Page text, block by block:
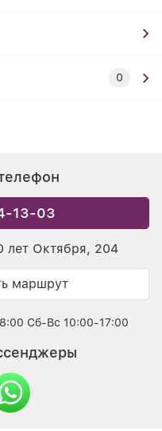
0
13-03
лет Октября, 204
маршрут
Сб-Вс 10:00-17:00